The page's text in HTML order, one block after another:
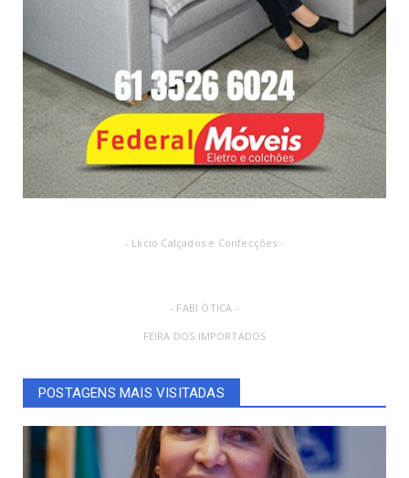
- Lkcio Calçados e Confecções -
- FABI ÓTICA -
FEIRA DOS IMPORTADOS
POSTAGENS MAIS VISITADAS